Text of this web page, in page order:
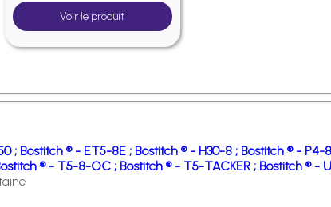
Voir le produit
; Bostitch ® - ET5-8E ; Bostitch ® - H30-8 ; Bostitch ® - P4-
® - T5-8-OC ; Bostitch ® - T5-TACKER ; Bostitch ® -